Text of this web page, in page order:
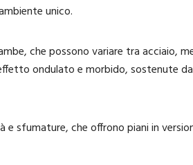
unico.
che possono variare tra acciaio,
ondulato e morbido, sostenute
sfumature, che offrono piani in